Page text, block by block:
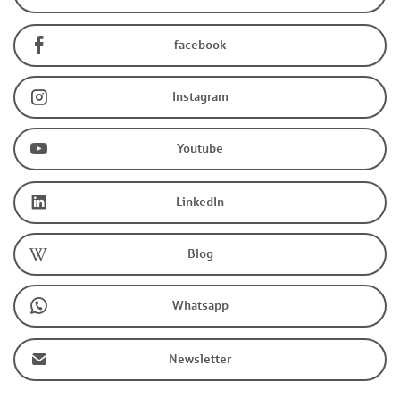
facebook
Instagram
Youtube
LinkedIn
Blog
Whatsapp
Newsletter